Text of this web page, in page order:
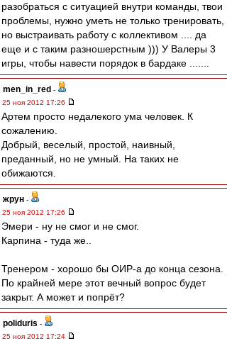
разобраться с ситуацией внутри команды, твои
проблемы, нужно уметь не только тренировать,
но выстраивать работу с коллективом .... да
еще и с таким разношерстным ))) У Валеры 3
игры, чтобы навести порядок в бардаке .......
men_in_red -
25 ноя 2012 17:26
Артем просто недалекого ума человек. К
сожалению.
Добрый, веселый, простой, наивный,
преданный, но не умный. На таких не
обижаются.
жрун -
25 ноя 2012 17:26
Эмери - ну не смог и не смог.
Карпина - туда же..
Тренером - хорошо бы ОИР-а до конца сезона.
По крайней мере этот вечный вопрос будет
закрыт. А может и попрёт?
poliduris -
25 ноя 2012 17:24